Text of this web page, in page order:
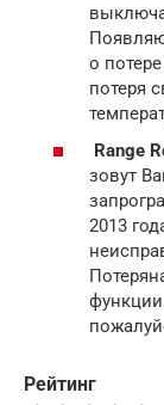
о
потеря
Range
зовут
2013
Рейтинг